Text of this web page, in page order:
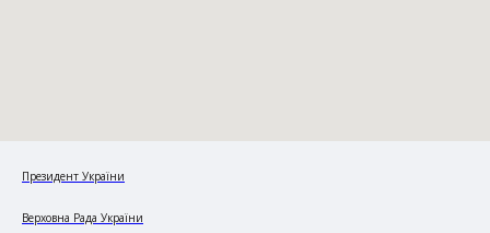
Президент України
Верховна Рада України